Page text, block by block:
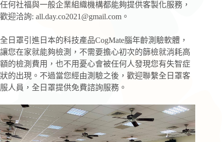
任何社福與一般企業組織機構都能夠提供客製化服務，
歡迎洽詢: all.day.co2021@gmail.com 。
全日罩引進日本的科技產品CogMate腦年齡測驗軟體，
讓您在家就能夠檢測，不需要擔心初次的篩檢就消耗高
額的檢測費用，也不用憂心會被任何人發現您有失智症
狀的出現。不過當您經由測驗之後，歡迎聯繫全日罩客
服人員，全日罩提供免費諮詢服務。